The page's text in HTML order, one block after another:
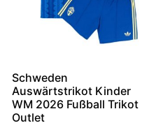
Schweden
Auswärtstrikot Kinder
WM 2026 Fußball Trikot
Outlet